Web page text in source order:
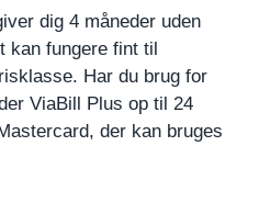
dig 4 måneder uden
kan fungere fint til
Har du brug for
ViaBill Plus op til 24
der kan bruges